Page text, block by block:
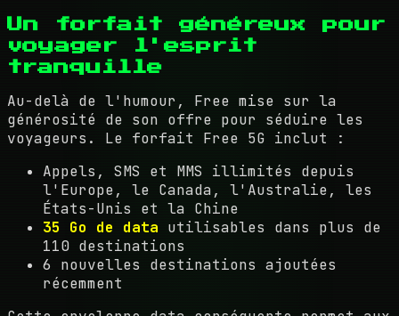
Un forfait généreux pour
voyager l'esprit
tranquille
Au-delà de l'humour, Free mise sur la
générosité de son offre pour séduire les
voyageurs. Le forfait Free 5G inclut :
Appels, SMS et MMS illimités depuis
l'Europe, le Canada, l'Australie, les
États-Unis et la Chine
35 Go de data utilisables dans plus de
110 destinations
6 nouvelles destinations ajoutées
récemment